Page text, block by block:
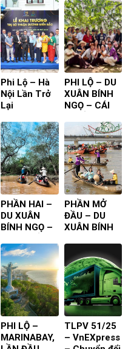
3
2
Phi Lộ – Hà
Nội Lần Trở
Lại
PHI LỘ – DU
XUÂN BÍNH
NGỌ – CÁI
THÁP
PHẦN HAI –
DU XUÂN
BÍNH NGỌ –
THÁP
PHẦN MỞ
ĐẦU – DU
XUÂN BÍNH
THÁP
PHI LỘ –
MARINABAY,
TLPV 51/25
– VnEXpress